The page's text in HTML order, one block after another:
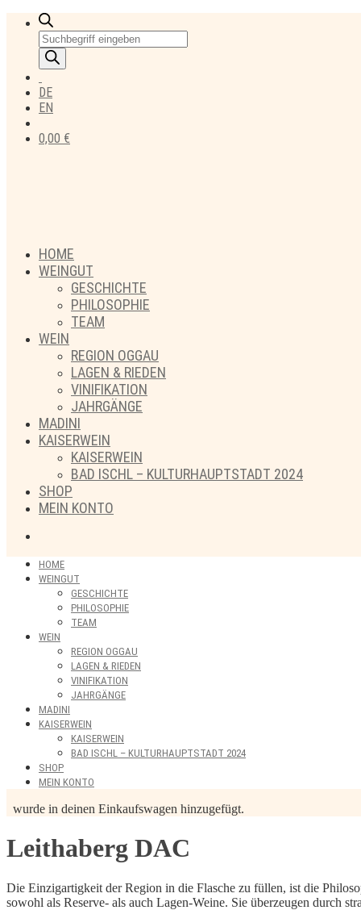
Products
search
DE
EN
0,00 €
HOME
WEINGUT
GESCHICHTE
PHILOSOPHIE
TEAM
WEIN
REGION OGGAU
LAGEN & RIEDEN
VINIFIKATION
JAHRGÄNGE
MADINI
KAISERWEIN
KAISERWEIN
BAD ISCHL – KULTURHAUPTSTADT 2024
SHOP
MEIN KONTO
HOME
WEINGUT
GESCHICHTE
PHILOSOPHIE
TEAM
WEIN
REGION OGGAU
LAGEN & RIEDEN
VINIFIKATION
JAHRGÄNGE
MADINI
KAISERWEIN
KAISERWEIN
BAD ISCHL – KULTURHAUPTSTADT 2024
SHOP
MEIN KONTO
wurde in deinen Einkaufswagen hinzugefügt.
Leithaberg DAC
Die Einzigartigkeit der Region in die Flasche zu füllen, ist die
sowohl als Reserve- als auch Lagen-Weine. Sie überzeugen durch